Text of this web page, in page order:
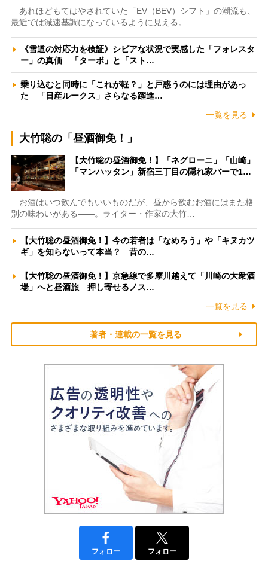
あれほどもてはやされていた「EV（BEV）シフト」の潮流も、
最近では減速基調になっているように見える。…
《雪道の対応力を検証》シビアな状況で実感した「フォレスタ
ー」の真価 「ターボ」と「スト…
乗り込むと同時に「これが軽？」と戸惑うのには理由があっ
た 「日産ルークス」さらなる躍進…
一覧を見る
大竹聡の「昼酒御免！」
【大竹聡の昼酒御免！】「ネグローニ」「山崎」
「マンハッタン」新宿三丁目の隠れ家バーで1…
お酒はいつ飲んでもいいものだが、昼から飲むお酒にはまた格
別の味わいがある――。ライター・作家の大竹…
【大竹聡の昼酒御免！】今の若者は「なめろう」や「キヌカツ
ギ」を知らないって本当？ 昔の…
【大竹聡の昼酒御免！】京急線で多摩川越えて「川崎の大衆酒
場」へと昼酒旅 押し寄せるノス…
一覧を見る
著者・連載の一覧を見る
フォロー フォロー